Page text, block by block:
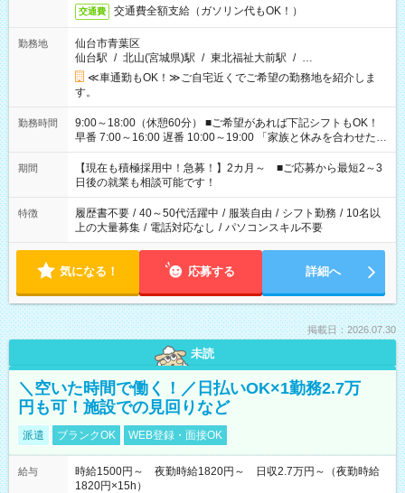
交通費 交通費全額支給（ガソリン代もOK！）
勤務地
仙台市青葉区
仙台駅 / 北山(宮城県)駅 / 東北福祉大前駅 / …
≪車通勤もOK！≫ご自宅近くでご希望の勤務地を紹介しま
す。
勤務時間
9:00～18:00（休憩60分） ■ご希望があれば下記シフトもOK！
早番 7:00～16:00 遅番 10:00～19:00 「家族と休みを合わせた
い」 「余裕を持って夕飯の準備がしたい」 「できれば残業はし
たくない」 など、ご希望を教えてくださいね。 ※Wワーク希望
の方へ 今ご覧のお仕事で希望する勤務時間と、もう1つのお仕事
の勤務時間。 合計で週40時間を超える場合は応募できません。
期間
【現在も積極採用中！急募！】2カ月～ ■ご応募から最短2～3
日後の就業も相談可能です！
特徴 履歴書不要 / 40～50代活躍中 / 服装自由 / シフト勤務 / 10名以
上の大量募集 / 電話対応なし / パソコンスキル不要
気になる！ 応募する 詳細へ
掲載日：2026.07.30
未読
＼空いた時間で働く！／日払いOK×1勤務2.7万
円も可！施設での見回りなど
派遣 ブランクOK WEB登録・面接OK
給与
時給1500円～ 夜勤時給1820円～ 日収2.7万円～（夜勤時給
1820円×15h）